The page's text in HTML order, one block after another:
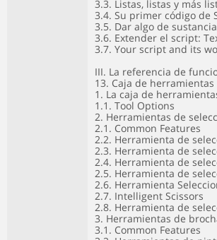
3.3. Listas, listas y más
3.4. Su primer código de
3.5. Dar algo de
3.6. Extender el script:
3.7. Your script and its
III. La referencia de
13. Caja de herramientas
1. La caja de
1.1. Tool Options
2. Herramientas de
2.1. Common Features
2.2. Herramienta de
2.3. Herramienta de
2.4. Herramienta de
2.5. Herramienta de
2.6. Herramienta
2.7. Intelligent Scissors
2.8. Herramienta de
3. Herramientas de
3.1. Common Features